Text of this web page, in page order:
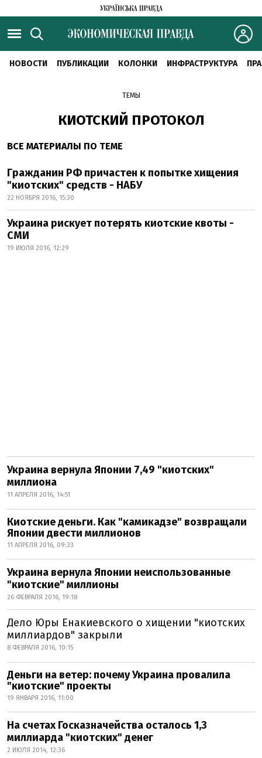
НОВОСТИ ПУБЛИКАЦИИ КОЛОНКИ ИНФРАСТРУКТУРА
ТЕМЫ
КИОТСКИЙ ПРОТОКОЛ
ВСЕ МАТЕРИАЛЫ ПО ТЕМЕ
Гражданин РФ причастен к попытке хищения
"киотских" средств - НАБУ
22 НОЯБРЯ 2016, 15:30
Украина рискует потерять киотские квоты -
СМИ
19 ИЮЛЯ 2016, 12:29
Украина вернула Японии 7,49 "киотских"
миллиона
11 АПРЕЛЯ 2016, 14:51
Киотские деньги. Как "камикадзе" возвращали
Японии двести миллионов
11 АПРЕЛЯ 2016, 09:33
Украина вернула Японии неиспользованные
"киотские" миллионы
26 ФЕВРАЛЯ 2016, 19:18
Дело Юры Енакиевского о хищении "киотских
миллиардов" закрыли
8 ФЕВРАЛЯ 2016, 10:15
Деньги на ветер: почему Украина провалила
"киотские" проекты
19 ЯНВАРЯ 2016, 11:00
На счетах Госказначейства осталось 1,3
миллиарда "киотских" денег
2 ИЮЛЯ 2014, 12:36